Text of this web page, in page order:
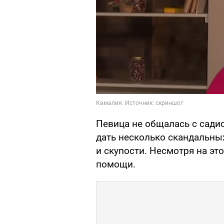
Певица не общалась с
дать несколько
и скупости. Несмотря на
помощи.